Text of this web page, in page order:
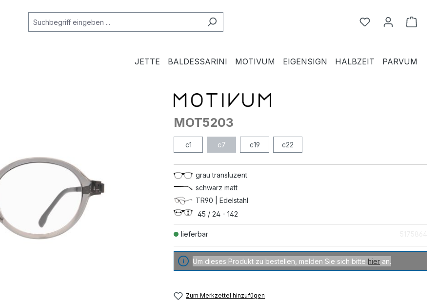
Du hast 0
JETTE BALDESSARINI MOTIVUM EIGENSIGN HALBZEIT PARVUM
lieferbar
MOT5203
c1 c7 c19 c22
grau transluzent
schwarz matt
TR90 | Edelstahl
45 / 24 - 142
Um dieses Produkt zu bestellen, melden Sie sich bitte hier an.
Zum Merkzettel hinzufügen